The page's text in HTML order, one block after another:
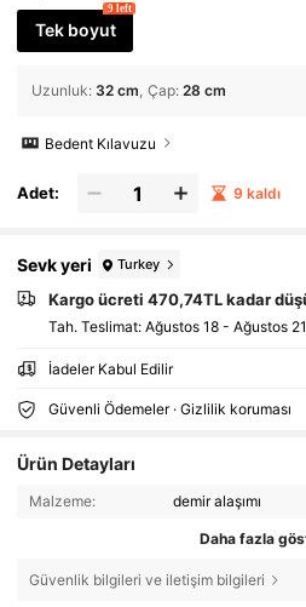
Tek boyut
9 left
Uzunluk: 32 cm Çap: 28 cm
Bedent Kılavuzu
Adet: 9 kaldı
Sevk yeri Turkey
Kargo ücreti 470,74TL kadar
Tah. Teslimat: Ağustos 18 - Ağustos 21
İadeler Kabul Edilir
Güvenli Ödemeler · Gizlilik koruması
Ürün Detayları
Malzeme: demir alaşımı
Daha fazla
Güvenlik bilgileri ve iletişim bilgileri